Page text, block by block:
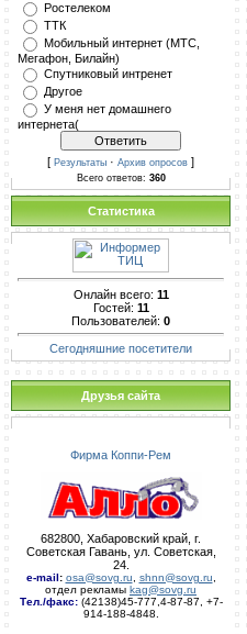
Ростелеком
ТТК
Мобильный интернет (МТС,
Мегафон, Билайн)
Спутниковый интренет
Другое
У меня нет домашнего
интернета(
[ Результаты · Архив опросов ]
Всего ответов: 360
Статистика
Онлайн всего: 11
Гостей: 11
Пользователей: 0
Сегодняшние посетители
Друзья сайта
Фирма Коппи-Рем
682800, Хабаровский край, г.
Советская Гавань, ул. Советская,
24.
e-mail: osa@sovg.ru shnn@sovg.ru
отдел рекламы kag@sovg.ru
Тел./факс:(42138)45-777,4-87-87, +7-
914-188-4848.